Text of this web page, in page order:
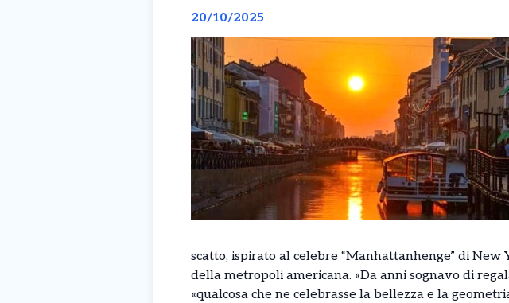
20/10/2025
scatto, ispirato al celebre “Manhattanhenge” di
della metropoli americana. «Da anni sognavo di
«qualcosa che ne celebrasse la bellezza e la